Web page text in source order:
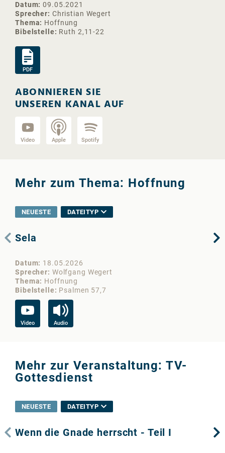
Datum 09.05.2021
Sprecher
Christian Wegert
Thema
Hoffnung
Bibelstelle
Ruth 2,11-22
PDF
ABONNIEREN SIE
UNSEREN KANAL AUF
Video Apple Spotify
Mehr zum Thema: Hoffnung
NEUESTE DATEITYP
Sela
Datum
18.05.2026
Sprecher
Wolfgang Wegert
Thema
Hoffnung
Bibelstelle
Psalmen 57,7
Video Audio
Mehr zur Veranstaltung: TV-
Gottesdienst
NEUESTE DATEITYP
Wenn die Gnade herrscht - Teil I